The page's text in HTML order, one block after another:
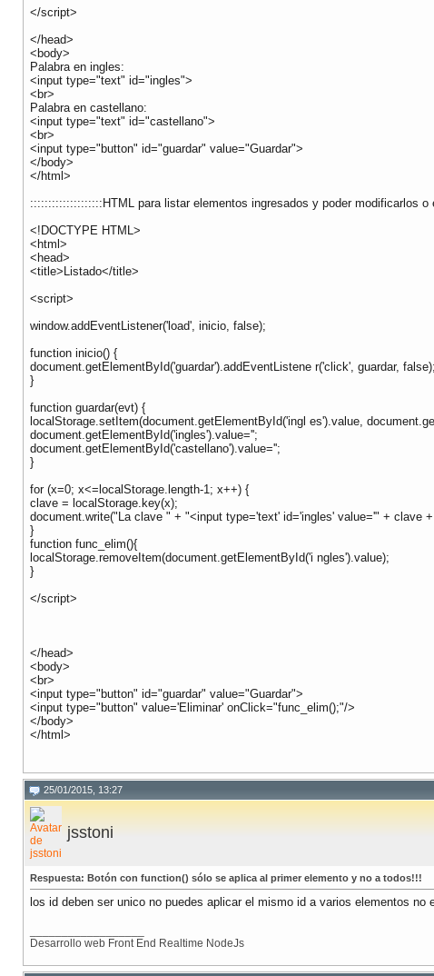
</script>
</head>
<body>
Palabra en ingles:
<input type="text" id="ingles">
<br>
Palabra en castellano:
<input type="text" id="castellano">
<br>
<input type="button" id="guardar" value="Guardar">
</body>
</html>
::::::::::::::::::::HTML para listar elementos ingresados y poder modificarlos
<!DOCTYPE HTML>
<html>
<head>
<title>Listado</title>
<script>
window.addEventListener('load', inicio, false);
function inicio() {
document.getElementById('guardar').addEventListene r('click', guardar, false);
}
function guardar(evt) {
localStorage.setItem(document.getElementById('ingl es').value,
document.getElementById('ingles').value='';
document.getElementById('castellano').value='';
}
for (x=0; x<=localStorage.length-1; x++) {
clave = localStorage.key(x);
document.write("La clave " + "<input type='text' id='ingles' value='" +
}
function func_elim(){
localStorage.removeItem(document.getElementById('i ngles').value);
}
</script>
</head>
<body>
<br>
<input type="button" id="guardar" value="Guardar">
<input type="button" value='Eliminar' onClick="func_elim();"/>
</body>
</html>
25/01/2015, 13:27
jsstoni
Respuesta: Botón con function() sólo se aplica al primer elemento y no a todos!!!
los id deben ser unico no puedes aplicar el mismo id a varios elementos no
Desarrollo web Front End Realtime NodeJs